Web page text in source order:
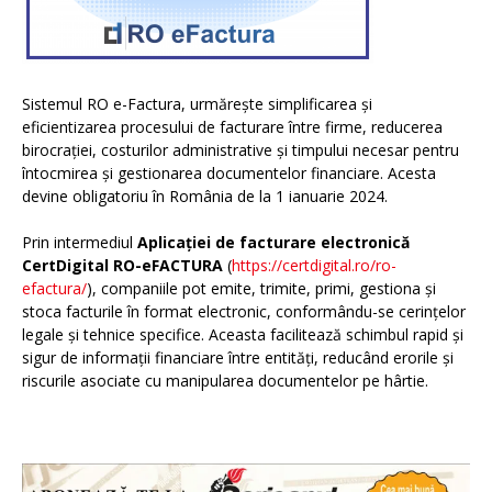
Sistemul RO e-Factura, urmărește simplificarea și
eficientizarea procesului de facturare între firme, reducerea
birocrației, costurilor administrative și timpului necesar pentru
întocmirea și gestionarea documentelor financiare. Acesta
devine obligatoriu în România de la 1 ianuarie 2024.
Prin intermediul Aplicației de facturare electronică
CertDigital RO-eFACTURA (https://certdigital.ro/ro-
efactura/), companiile pot emite, trimite, primi, gestiona și
stoca facturile în format electronic, conformându-se cerințelor
legale și tehnice specifice. Aceasta facilitează schimbul rapid și
sigur de informații financiare între entități, reducând erorile și
riscurile asociate cu manipularea documentelor pe hârtie.